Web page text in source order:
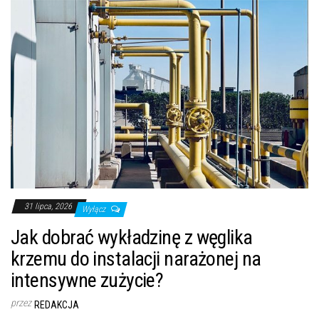
31 lipca, 2026 Wyłącz
Jak dobrać wykładzinę z węglika
krzemu do instalacji narażonej na
intensywne zużycie?
przez REDAKCJA